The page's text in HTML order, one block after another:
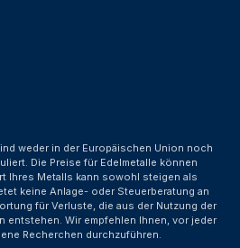
weder in der Europäischen Union noch
Die Preise für Edelmetalle können
Ihres Metalls kann sowohl steigen als
keine Anlage- oder Steuerberatung an
für Verluste, die aus der Nutzung der
entstehen. Wir empfehlen Ihnen, vor jeder
Recherchen durchzuführen.